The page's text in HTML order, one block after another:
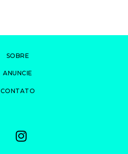
SOBRE
ANUNCIE
CONTATO